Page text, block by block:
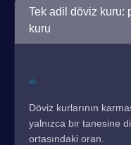
Tek adil döviz kuru:
kuru
Döviz kurlarının
yalnızca bir tanesine
ortasındaki oran.